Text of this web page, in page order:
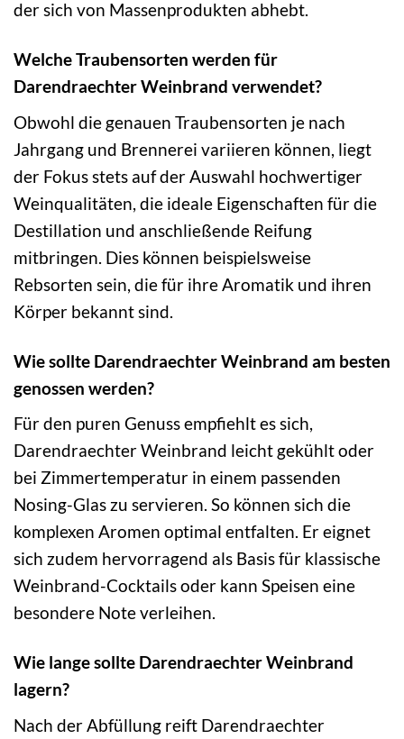
der sich von Massenprodukten abhebt.
Welche Traubensorten werden für
Darendraechter Weinbrand verwendet?
Obwohl die genauen Traubensorten je nach
Jahrgang und Brennerei variieren können, liegt
der Fokus stets auf der Auswahl hochwertiger
Weinqualitäten, die ideale Eigenschaften für die
Destillation und anschließende Reifung
mitbringen. Dies können beispielsweise
Rebsorten sein, die für ihre Aromatik und ihren
Körper bekannt sind.
Wie sollte Darendraechter Weinbrand am besten
genossen werden?
Für den puren Genuss empfiehlt es sich,
Darendraechter Weinbrand leicht gekühlt oder
bei Zimmertemperatur in einem passenden
Nosing-Glas zu servieren. So können sich die
komplexen Aromen optimal entfalten. Er eignet
sich zudem hervorragend als Basis für klassische
Weinbrand-Cocktails oder kann Speisen eine
besondere Note verleihen.
Wie lange sollte Darendraechter Weinbrand
lagern?
Nach der Abfüllung reift Darendraechter